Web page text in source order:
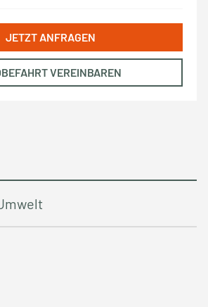
JETZT ANFRAGEN
VEREINBAREN